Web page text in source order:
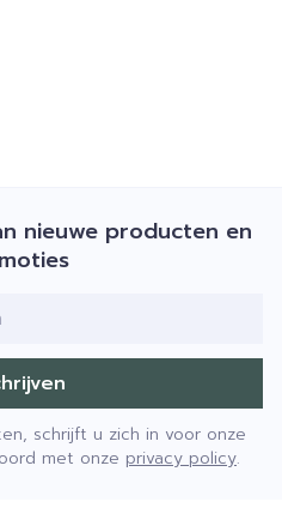
nieuwe producten en
schrijft u zich in voor onze
met onze privacy policy.